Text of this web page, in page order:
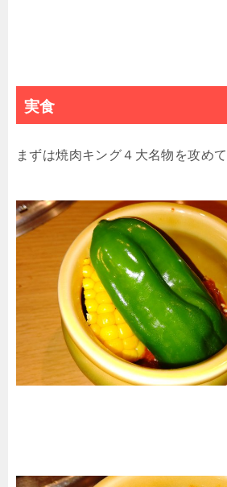
実食
まずは焼肉キング４大名物を攻め